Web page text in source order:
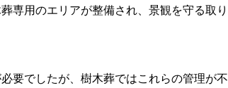
専用のエリアが整備され、景観を守る取り
要でしたが、樹木葬ではこれらの管理が不